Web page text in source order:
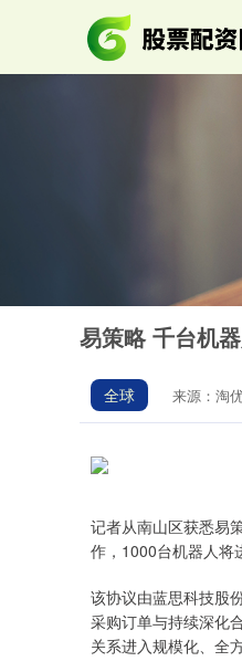
易策略 千台机
全球 来源：淘
记者从南山区获悉易
作，1000台机器人将
该协议由蓝思科技股
采购订单与持续深化
关系进入规模化、全